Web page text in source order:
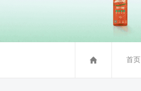
首页